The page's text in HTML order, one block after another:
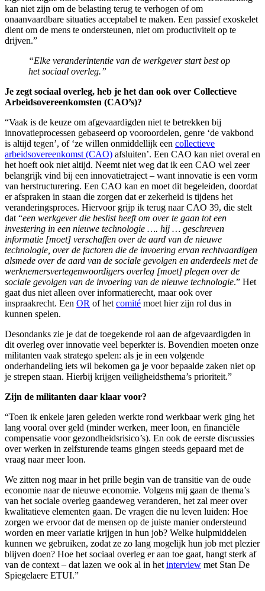
kan niet zijn om de belasting terug te verhogen of om
onaanvaardbare situaties acceptabel te maken. Een passief exoskelet
dient om de mens te ondersteunen, niet om productiviteit op te
drijven.”
“Elke veranderintentie van de werkgever start best op
het sociaal overleg.”
Je zegt sociaal overleg, heb je het dan ook over Collectieve
Arbeidsovereenkomsten (CAO’s)?
“Vaak is de keuze om afgevaardigden niet te betrekken bij
innovatieprocessen gebaseerd op vooroordelen, genre ‘de vakbond
is altijd tegen’, of ‘ze willen onmiddellijk een collectieve
arbeidsovereenkomst (CAO) afsluiten’. Een CAO kan niet overal en
het hoeft ook niet altijd. Neemt niet weg dat ik een CAO wel zeer
belangrijk vind bij een innovatietraject – want innovatie is een vorm
van herstructurering. Een CAO kan en moet dit begeleiden, doordat
er afspraken in staan die zorgen dat er zekerheid is tijdens het
veranderingsproces. Hiervoor grijp ik terug naar CAO 39, die stelt
dat “een werkgever die beslist heeft om over te gaan tot een
investering in een nieuwe technologie …. hij … geschreven
informatie [moet] verschaffen over de aard van de nieuwe
technologie, over de factoren die de invoering ervan rechtvaardigen
alsmede over de aard van de sociale gevolgen en anderdeels met de
werknemersvertegenwoordigers overleg [moet] plegen over de
sociale gevolgen van de invoering van de nieuwe technologie.” Het
gaat dus niet alleen over informatierecht, maar ook over
inspraakrecht. Een OR of het comité moet hier zijn rol dus in
kunnen spelen.
Desondanks zie je dat de toegekende rol aan de afgevaardigden in
dit overleg over innovatie veel beperkter is. Bovendien moeten onze
militanten vaak stratego spelen: als je in een volgende
onderhandeling iets wil bekomen ga je voor bepaalde zaken niet op
je strepen staan. Hierbij krijgen veiligheidsthema’s prioriteit.”
Zijn de militanten daar klaar voor?
“Toen ik enkele jaren geleden werkte rond werkbaar werk ging het
lang vooral over geld (minder werken, meer loon, en financiële
compensatie voor gezondheidsrisico’s). En ook de eerste discussies
over werken in zelfsturende teams gingen steeds gepaard met de
vraag naar meer loon.
We zitten nog maar in het prille begin van de transitie van de oude
economie naar de nieuwe economie. Volgens mij gaan de thema’s
van het sociale overleg gaandeweg veranderen, het zal meer over
kwalitatieve elementen gaan. De vragen die nu leven luiden: Hoe
zorgen we ervoor dat de mensen op de juiste manier ondersteund
worden en meer variatie krijgen in hun job? Welke hulpmiddelen
kunnen we gebruiken, zodat ze zo lang mogelijk hun job met plezier
blijven doen? Hoe het sociaal overleg er aan toe gaat, hangt sterk af
van de context – dat lazen we ook al in het interview met Stan De
Spiegelaere ETUI.”